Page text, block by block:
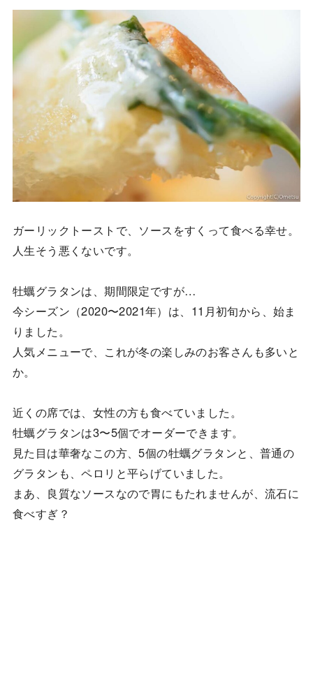
ガーリックトーストで、ソースをすくって食べる幸せ。
人生そう悪くないです。
牡蠣グラタンは、期間限定ですが…
今シーズン（2020〜2021年）は、11月初旬から、始ま
りました。
人気メニューで、これが冬の楽しみのお客さんも多いと
か。
近くの席では、女性の方も食べていました。
牡蠣グラタンは3〜5個でオーダーできます。
見た目は華奢なこの方、5個の牡蠣グラタンと、普通の
グラタンも、ペロリと平らげていました。
まあ、良質なソースなので胃にもたれませんが、流石に
食べすぎ？